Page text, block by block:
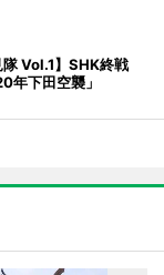
隊 Vol.1】SHK終戦
年下田空襲」